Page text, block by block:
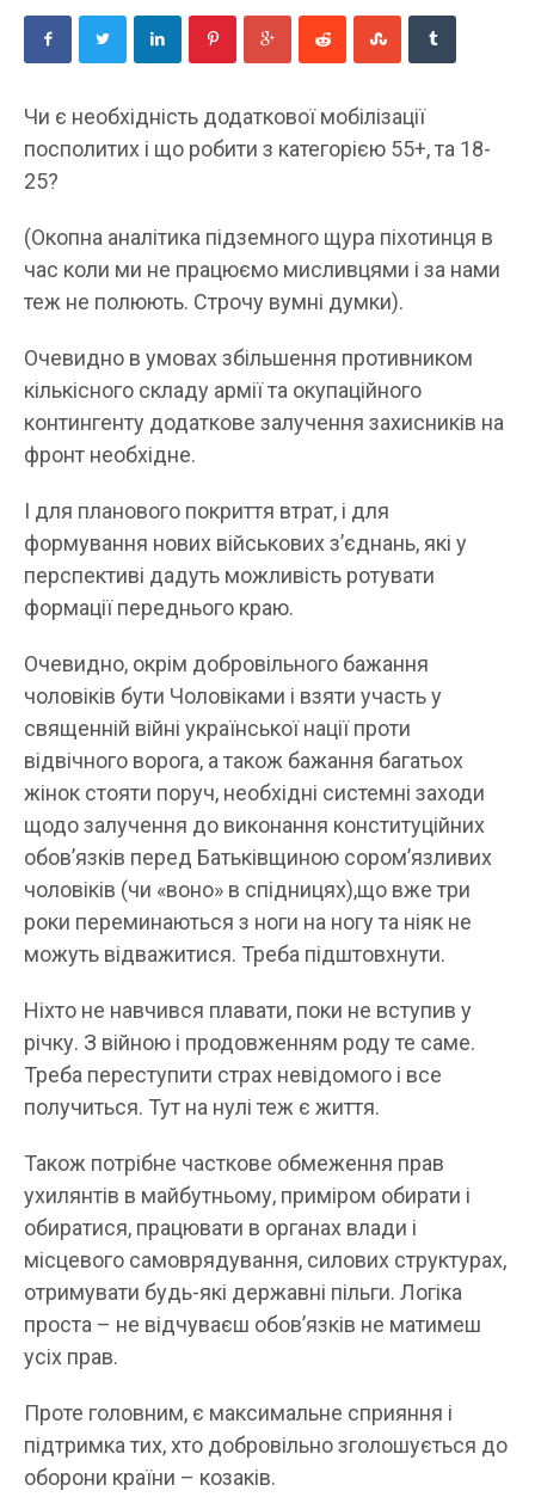
Чи є необхідність додаткової мобілізації
посполитих і що робити з категорією 55+, та 18-
25?
(Окопна аналітика підземного щура піхотинця в
час коли ми не працюємо мисливцями і за нами
теж не полюють. Строчу вумні думки).
Очевидно в умовах збільшення противником
кількісного складу армії та окупаційного
контингенту додаткове залучення захисників на
фронт необхідне.
І для планового покриття втрат, і для
формування нових військових зʼєднань, які у
перспективі дадуть можливість ротувати
формації переднього краю.
Очевидно, окрім добровільного бажання
чоловіків бути Чоловіками і взяти участь у
священній війні української нації проти
відвічного ворога, а також бажання багатьох
жінок стояти поруч, необхідні системні заходи
щодо залучення до виконання конституційних
обовʼязків перед Батьківщиною соромʼязливих
чоловіків (чи «воно» в спідницях),що вже три
роки переминаються з ноги на ногу та ніяк не
можуть відважитися. Треба підштовхнути.
Ніхто не навчився плавати, поки не вступив у
річку. З війною і продовженням роду те саме.
Треба переступити страх невідомого і все
получиться. Тут на нулі теж є життя.
Також потрібне часткове обмеження прав
ухилянтів в майбутньому, приміром обирати і
обиратися, працювати в органах влади і
місцевого самоврядування, силових структурах,
отримувати будь-які державні пільги. Логіка
проста – не відчуваєш обовʼязків не матимеш
усіх прав.
Проте головним, є максимальне сприяння і
підтримка тих, хто добровільно зголошується до
оборони країни – козаків.